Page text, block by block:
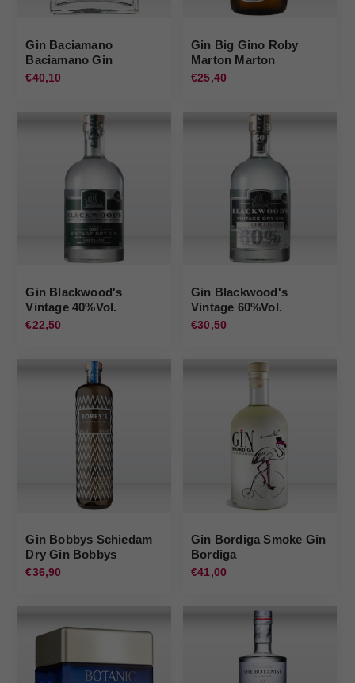
Gin Baciamano
Baciamano Gin
€40,10
Gin Big Gino Roby
Marton Marton
€25,40
Gin Blackwood's
Vintage 40%Vol.
Blackwoods Gin
€22,50
Gin Blackwood's
Vintage 60%Vol.
Blackwoods Gin
€30,50
Gin Bobbys Schiedam
Dry Gin Bobbys
€36,90
Gin Bordiga Smoke Gin
Bordiga
€41,00